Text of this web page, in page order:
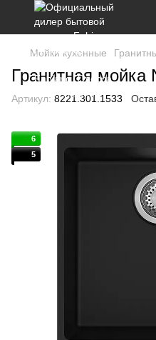
Мойки кухонные
Гранитная мойка
Артикул: 8221.301.1533
6
5